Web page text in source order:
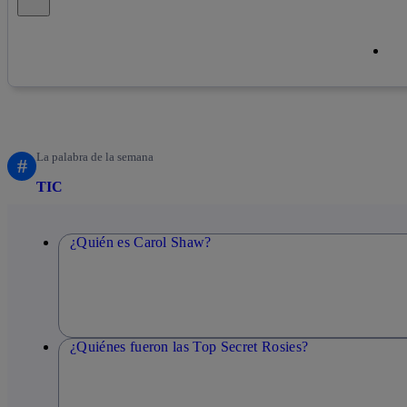
# La palabra de la semana
TIC
¿Quién es Carol Shaw?
¿Quiénes fueron las Top Secret Rosies?